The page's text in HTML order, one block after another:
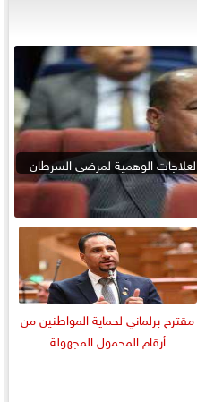
الوهمية لمرضى السرطان
مقترح برلماني لحماية المواطنين من
أرقام المحمول المجهولة